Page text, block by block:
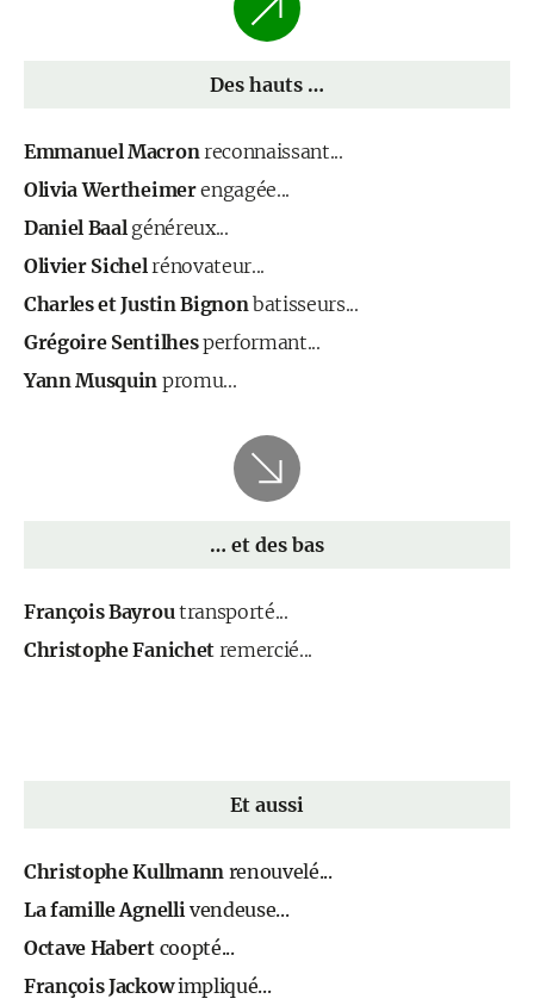
Des hauts …
Emmanuel Macronreconnaissant...
Olivia Wertheimerengagée...
Daniel Baalgénéreux...
Olivier Sichelrénovateur...
Charles et Justin Bignonbatisseurs...
Grégoire Sentilhesperformant...
Yann Musquin promu...
… et des bas
François Bayroutransporté...
Christophe Fanichetremercié...
Et aussi
Christophe Kullmannrenouvelé...
La famille Agnellivendeuse...
Octave Habertcoopté...
François Jackowimpliqué...